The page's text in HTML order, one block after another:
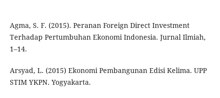
Agma, S. F. (2015). Peranan Foreign Direct Investment
Terhadap Pertumbuhan Ekonomi Indonesia. Jurnal Ilmiah,
1–14.
Arsyad, L. (2015) Ekonomi Pembangunan Edisi Kelima. UPP
STIM YKPN. Yogyakarta.